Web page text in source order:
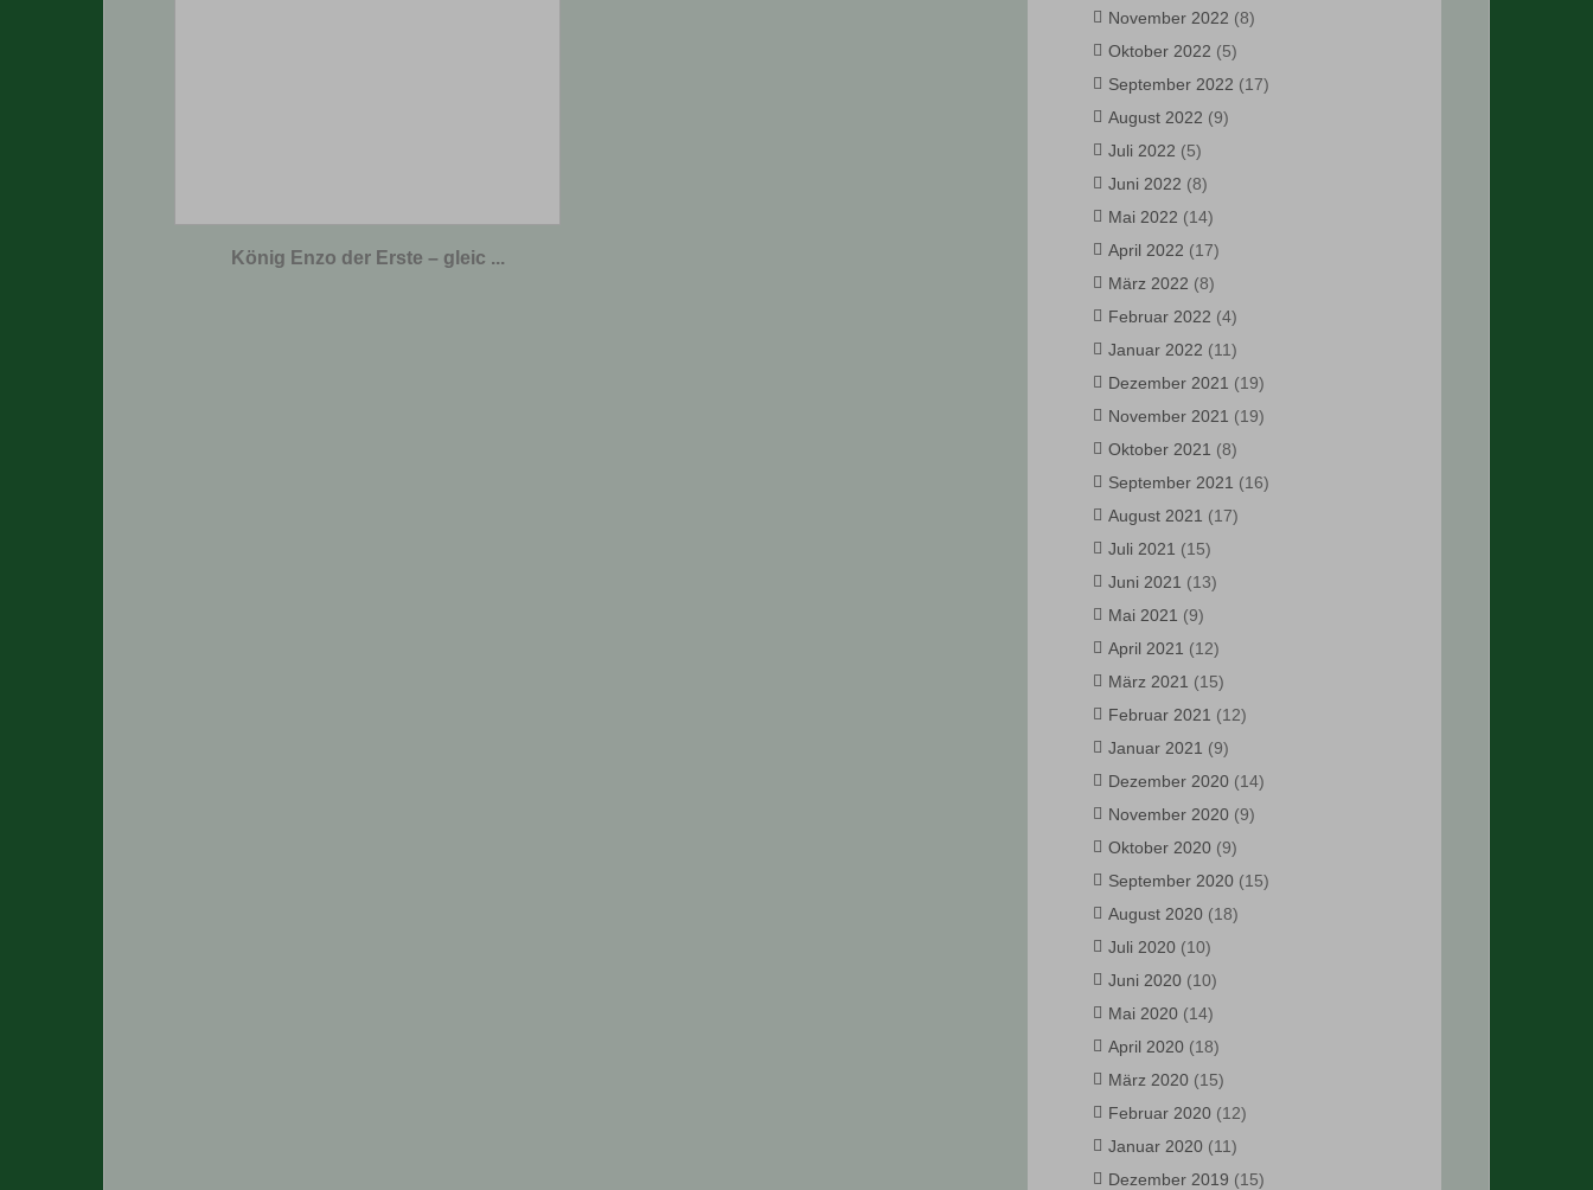
König Enzo der Erste – gleic ...
November 2022 (8)
Oktober 2022 (5)
September 2022 (17)
August 2022 (9)
Juli 2022 (5)
Juni 2022 (8)
Mai 2022 (14)
April 2022 (17)
März 2022 (8)
Februar 2022 (4)
Januar 2022 (11)
Dezember 2021 (19)
November 2021 (19)
Oktober 2021 (8)
September 2021 (16)
August 2021 (17)
Juli 2021 (15)
Juni 2021 (13)
Mai 2021 (9)
April 2021 (12)
März 2021 (15)
Februar 2021 (12)
Januar 2021 (9)
Dezember 2020(14)
November 2020(9)
Oktober 2020(9)
September 2020(15)
August 2020(18)
Juli 2020(10)
Juni 2020(10)
Mai 2020(14)
April 2020(18)
März 2020(15)
Februar 2020(12)
Januar 2020(11)
Dezember 2019 (15)